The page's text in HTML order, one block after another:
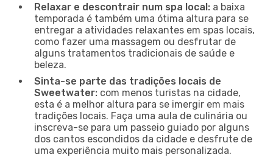
Relaxar e descontrair num spa local: a baixa
temporada é também uma ótima altura para se
entregar a atividades relaxantes em spas locais,
como fazer uma massagem ou desfrutar de
alguns tratamentos tradicionais de saúde e
beleza.
Sinta-se parte das tradições locais de
Sweetwater: com menos turistas na cidade,
esta é a melhor altura para se imergir em mais
tradições locais. Faça uma aula de culinária ou
inscreva-se para um passeio guiado por alguns
dos cantos escondidos da cidade e desfrute de
uma experiência muito mais personalizada.